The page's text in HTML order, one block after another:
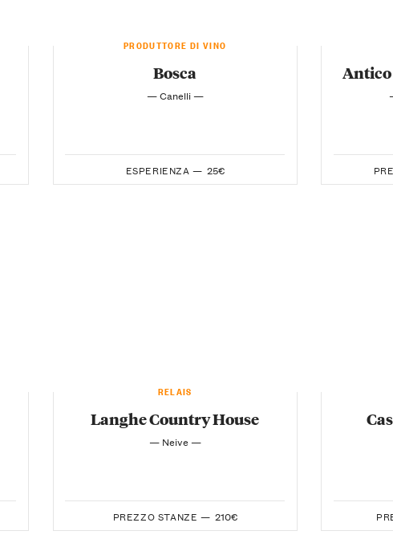
PRODUTTORE DI VINO
Bosca
— Canelli —
ESPERIENZA — 25€
RELAIS
Langhe Country House
— Neive —
PREZZO STANZE — 210€